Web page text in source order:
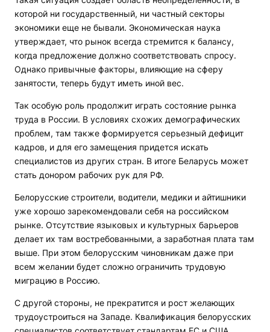
которой ни государственный, ни частный секторы
экономики еще не бывали. Экономическая наука
утверждает, что рынок всегда стремится к балансу,
когда предложение должно соответствовать спросу.
Однако привычные факторы, влияющие на сферу
занятости, теперь будут иметь иной вес.
Так особую роль продолжит играть состояние рынка
труда в России. В условиях схожих демографических
проблем, там также формируется серьезный дефицит
кадров, и для его замещения придется искать
специалистов из других стран. В итоге Беларусь может
стать донором рабочих рук для РФ.
Белорусские строители, водители, медики и айтишники
уже хорошо зарекомендовали себя на российском
рынке. Отсутствие языковых и культурных барьеров
делает их там востребованными, а заработная плата там
выше. При этом белорусским чиновникам даже при
всем желании будет сложно ограничить трудовую
миграцию в Россию.
С другой стороны, не прекратится и рост желающих
трудоустроиться на Западе. Квалификация белорусских